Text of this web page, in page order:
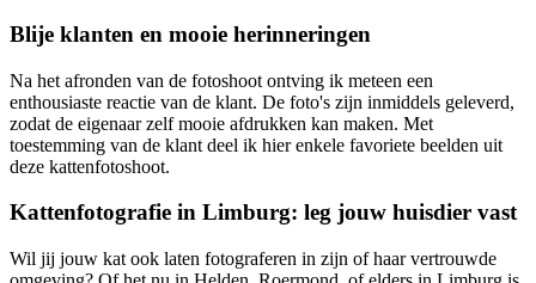
Blije klanten en mooie herinneringen
Na het afronden van de fotoshoot ontving ik meteen een
enthousiaste reactie van de klant. De foto's zijn inmiddels geleverd,
zodat de eigenaar zelf mooie afdrukken kan maken. Met
toestemming van de klant deel ik hier enkele favoriete beelden uit
deze kattenfotoshoot.
Kattenfotografie in Limburg: leg jouw huisdier vast
Wil jij jouw kat ook laten fotograferen in zijn of haar vertrouwde